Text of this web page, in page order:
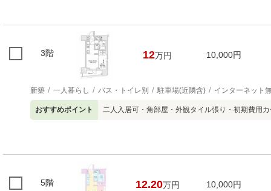
3階 12万円 10,000円
新築 一人暮らし バス・トイレ別 駐車場(近隣含) インターネット
おすすめポイント 二人入居可・角部屋・外観タイル張り・初期費用
5階 12.20万円 10,000円